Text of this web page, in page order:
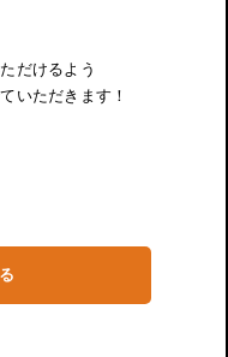
だけるよう
いただきます！